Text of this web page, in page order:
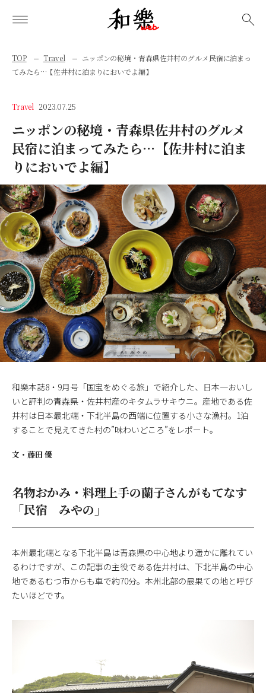
TOP Travel
ニッポンの秘境・青森県佐井村のグルメ民宿に泊まっ
てみたら…【佐井村に泊まりにおいでよ編】
Travel 2023.07.25
ニッポンの秘境・青森県佐井村のグルメ
民宿に泊まってみたら…【佐井村に泊ま
りにおいでよ編】
和樂本誌8・9月号「国宝をめぐる旅」で紹介した、日本一おいし
いと評判の青森県・佐井村産のキタムラサキウニ。産地である佐
井村は日本最北端・下北半島の西端に位置する小さな漁村。1泊
することで見えてきた村の”味わいどころ”をレポート。
文・ 藤田 優
名物おかみ・料理上手の蘭子さんがもてなす
「民宿 みやの」
本州最北端となる下北半島は青森県の中心地より遥かに離れてい
るわけですが、この記事の主役である佐井村は、下北半島の中心
地であるむつ市からも車で約70分。本州北部の最果ての地と呼び
たいほどです。